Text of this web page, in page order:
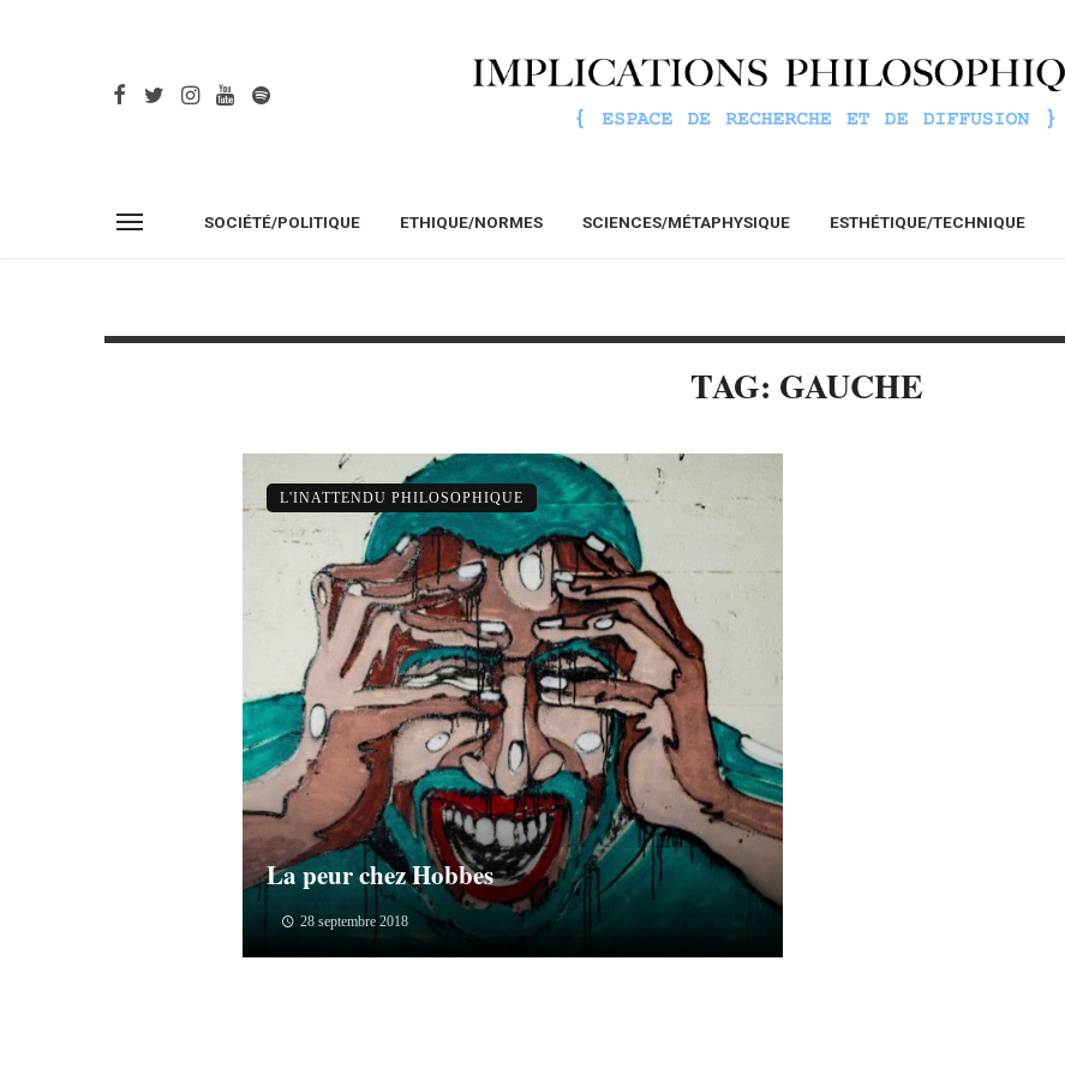
SOCIÉTÉ/POLITIQUE ETHIQUE/NORMES SCIENCES/MÉTAPHYSIQUE ESTHÉTIQUE/TECHNIQUE
TAG: GAUCHE
La peur chez Hobbes
28 septembre 2018
L'INATTENDU PHILOSOPHIQUE